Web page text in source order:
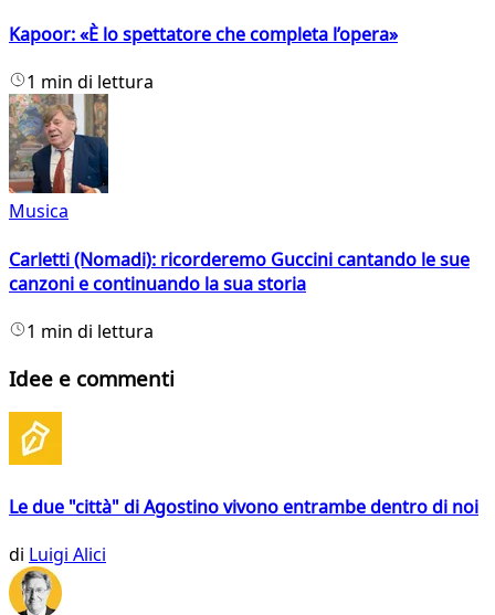
Kapoor: «È lo spettatore che completa l’opera»
1 min di lettura
Musica
Carletti (Nomadi): ricorderemo Guccini cantando le sue
canzoni e continuando la sua storia
1 min di lettura
Idee e commenti
Le due "città" di Agostino vivono entrambe dentro di noi
di Luigi Alici